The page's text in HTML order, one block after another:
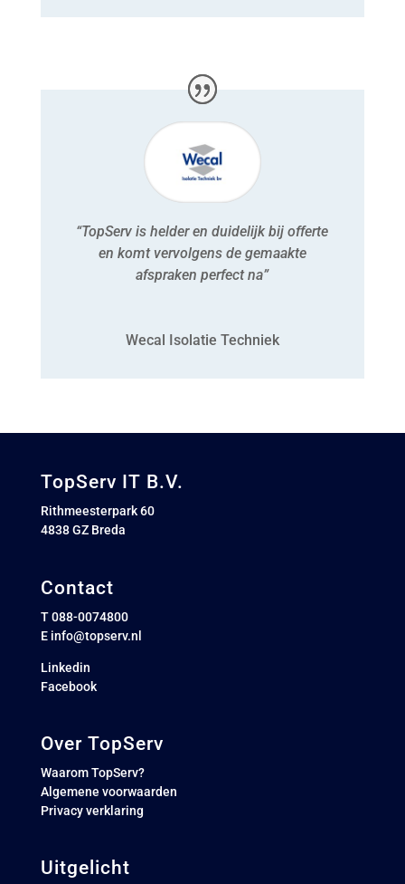
“TopServ is helder en duidelijk bij offerte
en komt vervolgens de gemaakte
afspraken perfect na”
Wecal Isolatie Techniek
TopServ IT B.V.
Rithmeesterpark 60
4838 GZ Breda
Contact
T 088-0074800
E info@topserv.nl
Linkedin
Facebook
Over TopServ
Waarom TopServ?
Algemene voorwaarden
Privacy verklaring
Uitgelicht